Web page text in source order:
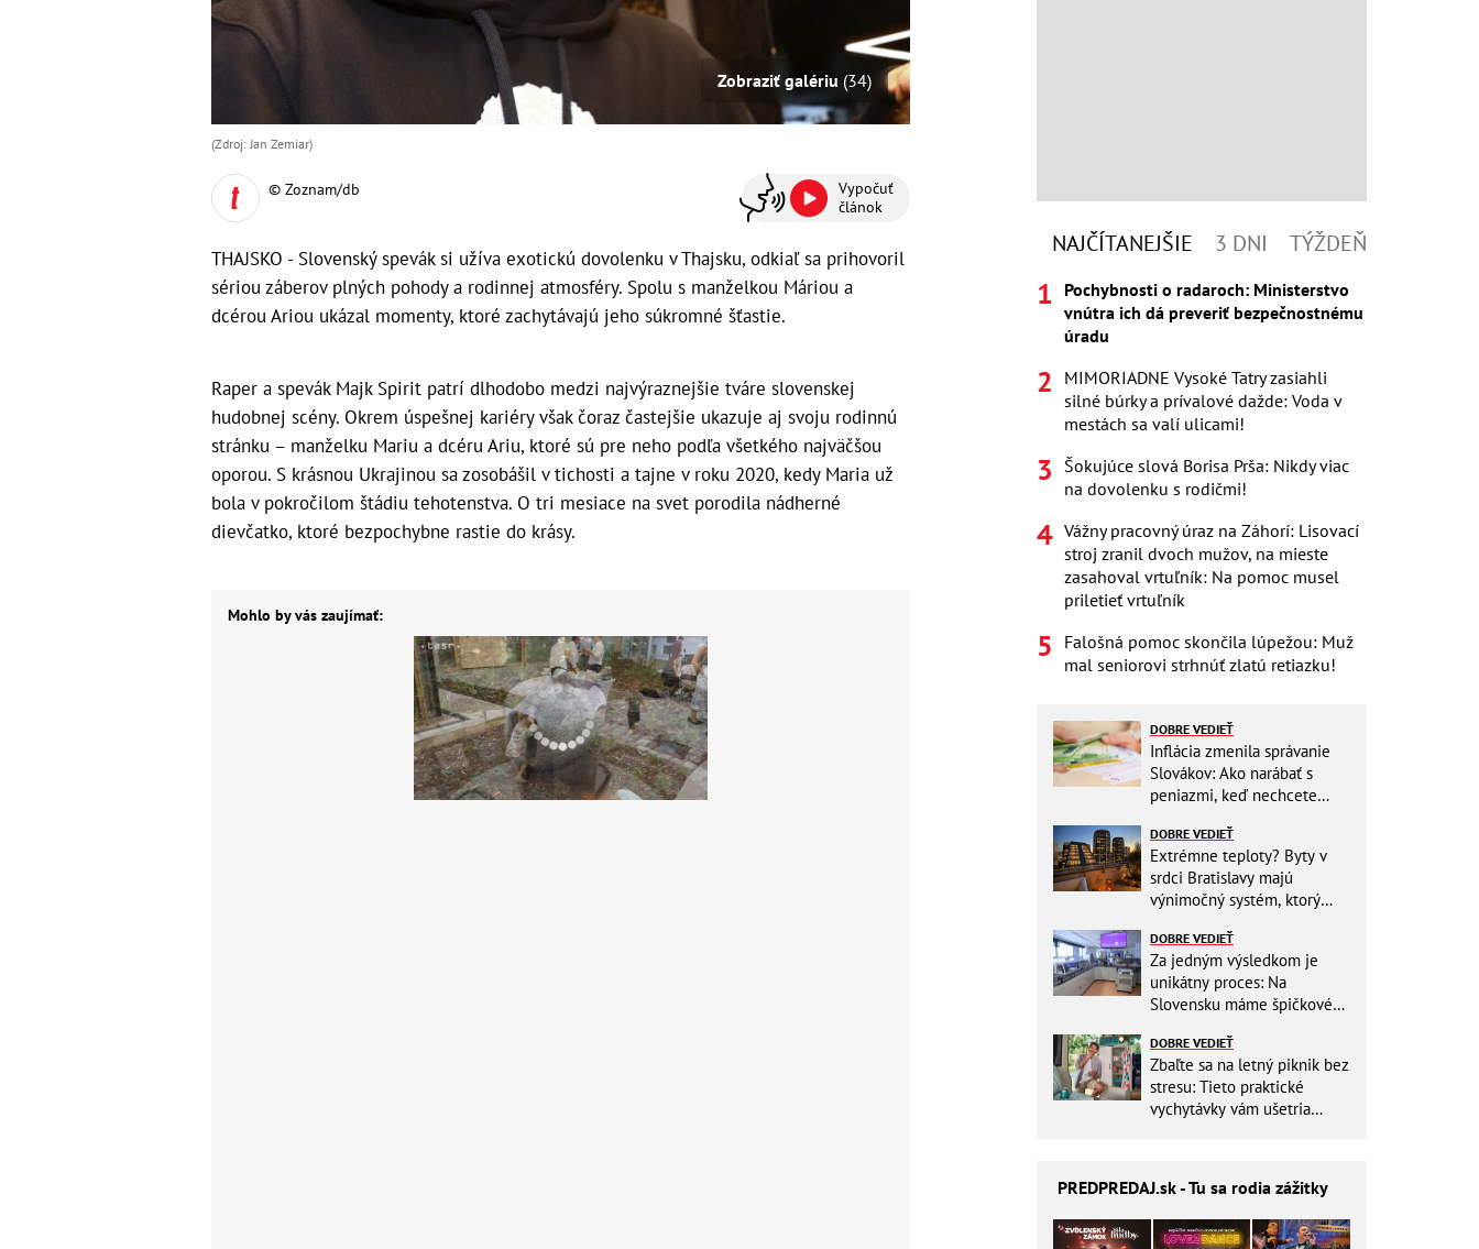
Zobraziť galériu (34)
(Zdroj: Jan Zemiar)
© Zoznam/db
Vypočuť
článok
THAJSKO - Slovenský spevák si užíva exotickú dovolenku v Thajsku, odkiaľ sa prihovoril
sériou záberov plných pohody a rodinnej atmosféry. Spolu s manželkou Máriou a
dcérou Ariou ukázal momenty, ktoré zachytávajú jeho súkromné šťastie.
Raper a spevák Majk Spirit patrí dlhodobo medzi najvýraznejšie tváre slovenskej
hudobnej scény. Okrem úspešnej kariéry však čoraz častejšie ukazuje aj svoju rodinnú
stránku – manželku Mariu a dcéru Ariu, ktoré sú pre neho podľa všetkého najväčšou
oporou. S krásnou Ukrajinou sa zosobášil v tichosti a tajne v roku 2020, kedy Maria už
bola v pokročilom štádiu tehotenstva. O tri mesiace na svet porodila nádherné
dievčatko, ktoré bezpochybne rastie do krásy.
Mohlo by vás zaujímať:
NAJČÍTANEJŠIE 3 DNI TÝŽDEŇ
Pochybnosti o radaroch: Ministerstvo
vnútra ich dá preveriť bezpečnostnému
úradu
MIMORIADNE Vysoké Tatry zasiahli
silné búrky a prívalové dažde: Voda v
mestách sa valí ulicami!
Šokujúce slová Borisa Prša: Nikdy viac
na dovolenku s rodičmi!
Vážny pracovný úraz na Záhorí: Lisovací
stroj zranil dvoch mužov, na mieste
zasahoval vrtuľník: Na pomoc musel
priletieť vrtuľník
Falošná pomoc skončila lúpežou: Muž
mal seniorovi strhnúť zlatú retiazku!
DOBRE VEDIEŤ
Inflácia zmenila správanie
Slovákov: Ako narábať s
peniazmi, keď nechcete
DOBRE VEDIEŤ
Extrémne teploty? Byty v
srdci Bratislavy majú
výnimočný systém, ktorý
DOBRE VEDIEŤ
Za jedným výsledkom je
unikátny proces: Na
Slovensku máme špičkové
DOBRE VEDIEŤ
Zbaľte sa na letný piknik bez
stresu: Tieto praktické
vychytávky vám ušetria
PREDPREDAJ.sk - Tu sa rodia zážitky